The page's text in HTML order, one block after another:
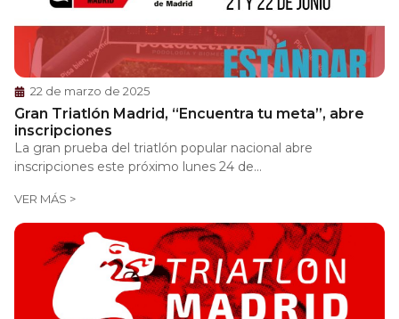
22 de marzo de 2025
Gran Triatlón Madrid, “Encuentra tu meta”, abre
inscripciones
La gran prueba del triatlón popular nacional abre
inscripciones este próximo lunes 24 de...
VER MÁS >